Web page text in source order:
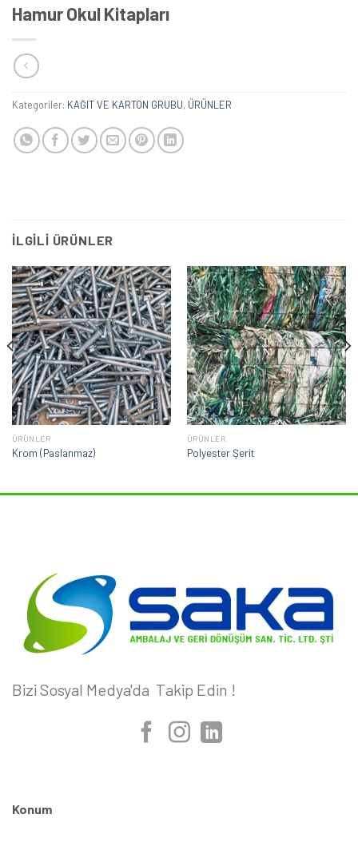
Hamur Okul Kitapları
Kategoriler: KAĞIT VE KARTON GRUBU, ÜRÜNLER
İLGILI ÜRÜNLER
ÜRÜNLER
Krom (Paslanmaz)
ÜRÜNLER
Polyester Şerit
Bizi Sosyal Medya'da Takip Edin !
Konum